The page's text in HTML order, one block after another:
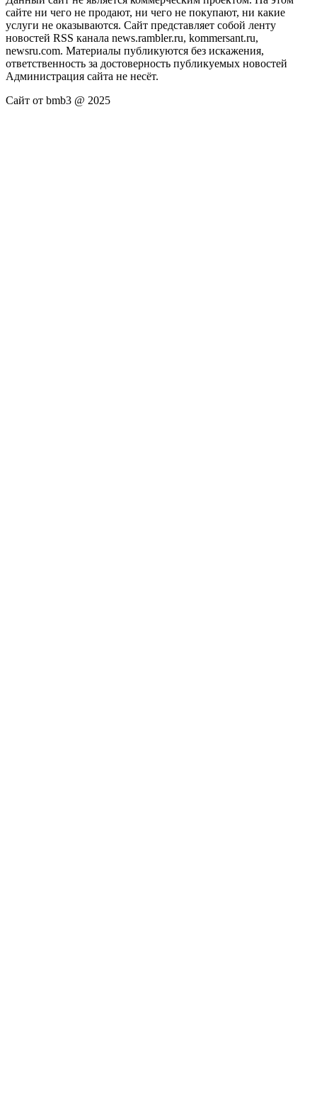
сайте ни чего не продают, ни чего не покупают, ни какие
услуги не оказываются. Сайт представляет собой ленту
новостей RSS канала news.rambler.ru, kommersant.ru,
newsru.com. Материалы публикуются без искажения,
ответственность за достоверность публикуемых новостей
Администрация сайта не несёт.
Сайт от bmb3 @ 2025